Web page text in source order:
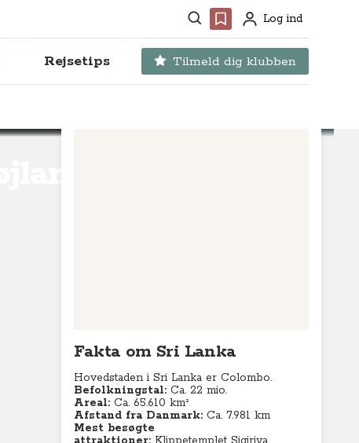
Søg Favoritter
ProfilLog ind
Rejsetips Tilmeld dig klubben
Fakta om Sri Lanka
Hovedstaden i Sri Lanka er Colombo.
Befolkningstal: Ca. 22 mio.
Areal: Ca. 65.610 km²
Afstand fra Danmark: Ca. 7.981 km
Mest besøgte